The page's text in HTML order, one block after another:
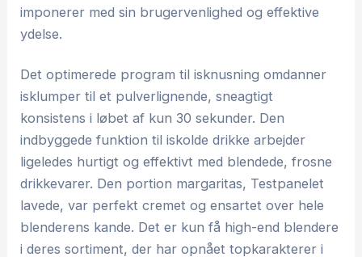
imponerer med sin brugervenlighed og effektive
ydelse.
Det optimerede program til isknusning omdanner
isklumper til et pulverlignende, sneagtigt
konsistens i løbet af kun 30 sekunder. Den
indbyggede funktion til iskolde drikke arbejder
ligeledes hurtigt og effektivt med blendede, frosne
drikkevarer. Den portion margaritas, Testpanelet
lavede, var perfekt cremet og ensartet over hele
blenderens kande. Det er kun få high-end blendere
i deres sortiment, der har opnået topkarakterer i